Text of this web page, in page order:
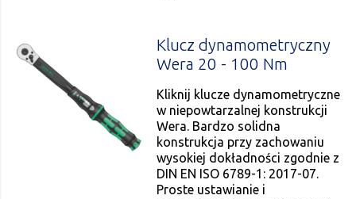
Klucz dynamometryczny
Wera 20 - 100 Nm
Kliknij klucze dynamometryczne
w niepowtarzalnej konstrukcji
Wera. Bardzo solidna
konstrukcja przy zachowaniu
wysokiej dokładności zgodnie z
DIN EN ISO 6789-1: 2017-07.
Proste ustawianie i